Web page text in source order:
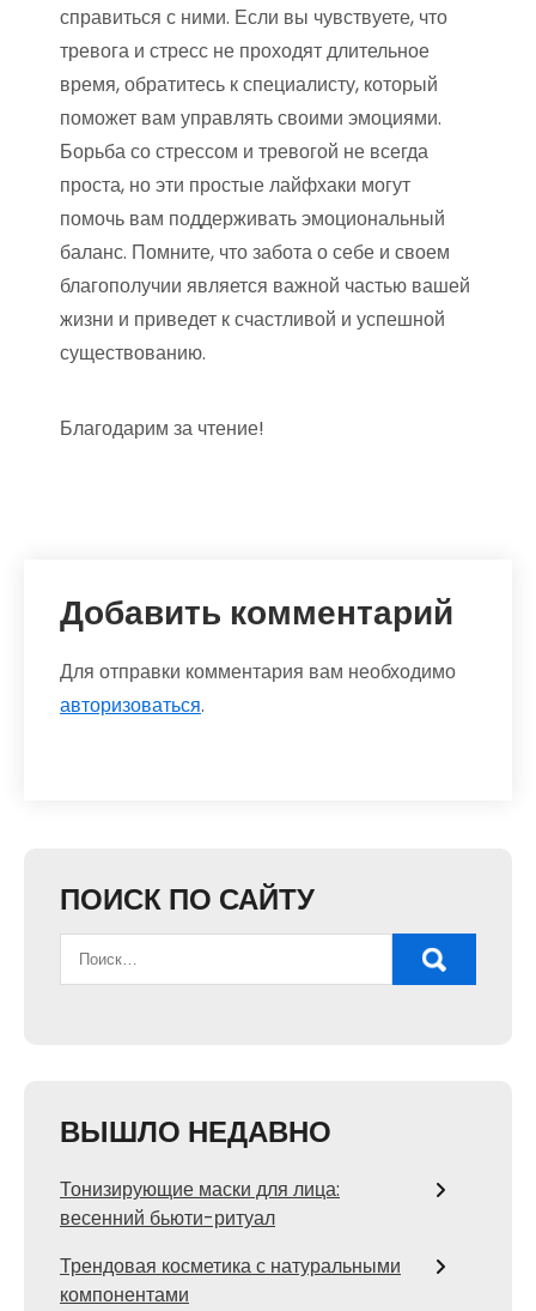
справиться с ними. Если вы чувствуете, что
тревога и стресс не проходят длительное
время, обратитесь к специалисту, который
поможет вам управлять своими эмоциями.
Борьба со стрессом и тревогой не всегда
проста, но эти простые лайфхаки могут
помочь вам поддерживать эмоциональный
баланс. Помните, что забота о себе и своем
благополучии является важной частью вашей
жизни и приведет к счастливой и успешной
существованию.
Благодарим за чтение!
Добавить комментарий
Для отправки комментария вам необходимо
авторизоваться.
ПОИСК ПО САЙТУ
ВЫШЛО НЕДАВНО
Тонизирующие маски для лица:
весенний бьюти-ритуал
Трендовая косметика с натуральными
компонентами